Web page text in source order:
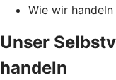
Wie wir handeln
Unser
handeln